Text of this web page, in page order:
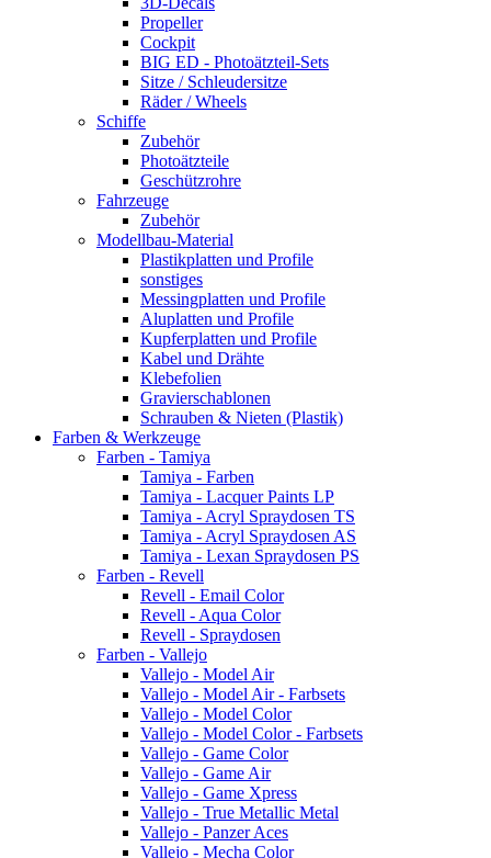
Propeller
Cockpit
BIG ED - Photoätzteil-Sets
Sitze / Schleudersitze
Räder / Wheels
Schiffe
Zubehör
Photoätzteile
Geschützrohre
Fahrzeuge
Zubehör
Modellbau-Material
Plastikplatten und Profile
sonstiges
Messingplatten und Profile
Aluplatten und Profile
Kupferplatten und Profile
Kabel und Drähte
Klebefolien
Gravierschablonen
Schrauben & Nieten (Plastik)
Farben & Werkzeuge
Farben - Tamiya
Tamiya - Farben
Tamiya - Lacquer Paints LP
Tamiya - Acryl Spraydosen TS
Tamiya - Acryl Spraydosen AS
Tamiya - Lexan Spraydosen PS
Farben - Revell
Revell - Email Color
Revell - Aqua Color
Revell - Spraydosen
Farben - Vallejo
Vallejo - Model Air
Vallejo - Model Air - Farbsets
Vallejo - Model Color
Vallejo - Model Color - Farbsets
Vallejo - Game Color
Vallejo - Game Air
Vallejo - Game Xpress
Vallejo - True Metallic Metal
Vallejo - Panzer Aces
Vallejo - Mecha Color